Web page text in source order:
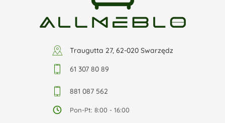
Traugutta 27, 62-020 Swarzędz
61 307 80 89
881 087 562
Pon-Pt: 8:00 - 16:00